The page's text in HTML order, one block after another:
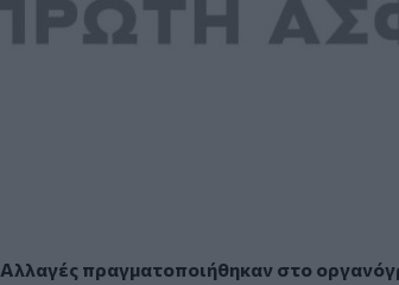
Αλλαγές πραγματοποιήθηκαν στο